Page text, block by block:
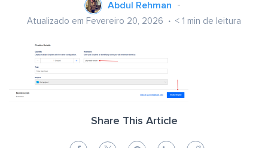
Abdul Rehman
Atualizado em Fevereiro 20, 2026 < 1 min de leitura
Share This Article